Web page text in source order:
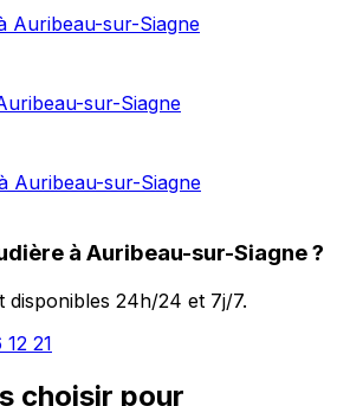
Auribeau-sur-Siagne
sur-Siagne
Auribeau-sur-Siagne
à Auribeau-sur-Siagne ?
disponibles 24h/24 et 7j/7.
21
choisir pour